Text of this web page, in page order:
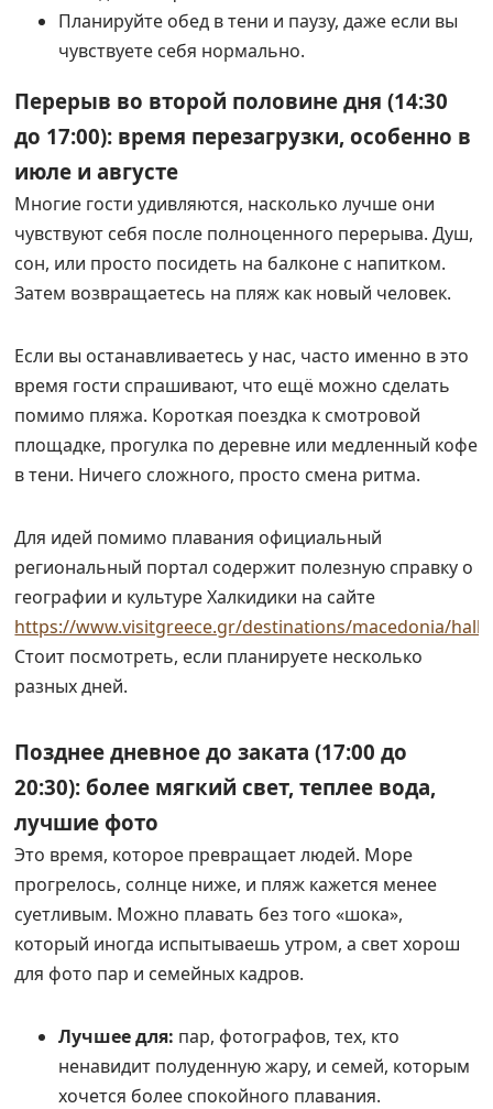
Планируйте обед в тени и паузу, даже если вы
чувствуете себя нормально.
Перерыв во второй половине дня (14:30
до 17:00): время перезагрузки, особенно в
июле и августе
Многие гости удивляются, насколько лучше они
чувствуют себя после полноценного перерыва. Душ,
сон, или просто посидеть на балконе с напитком.
Затем возвращаетесь на пляж как новый человек.
Если вы останавливаетесь у нас, часто именно в это
время гости спрашивают, что ещё можно сделать
помимо пляжа. Короткая поездка к смотровой
площадке, прогулка по деревне или медленный кофе
в тени. Ничего сложного, просто смена ритма.
Для идей помимо плавания официальный
региональный портал содержит полезную справку о
географии и культуре Халкидики на сайте
https://www.visitgreece.gr/destinations/macedonia/
Стоит посмотреть, если планируете несколько
разных дней.
Позднее дневное до заката (17:00 до
20:30): более мягкий свет, теплее вода,
лучшие фото
Это время, которое превращает людей. Море
прогрелось, солнце ниже, и пляж кажется менее
суетливым. Можно плавать без того «шока»,
который иногда испытываешь утром, а свет хорош
для фото пар и семейных кадров.
Лучшее для: пар, фотографов, тех, кто
ненавидит полуденную жару, и семей, которым
хочется более спокойного плавания.